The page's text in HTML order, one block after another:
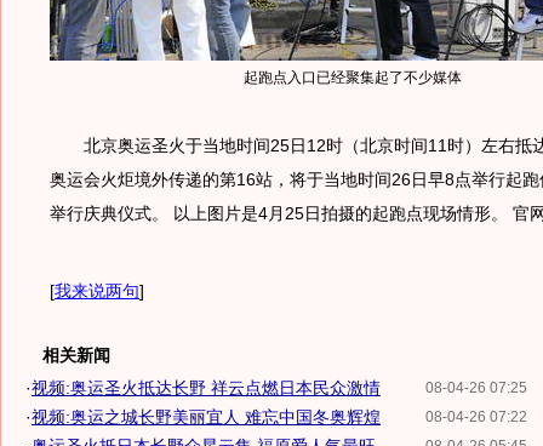
起跑点入口已经聚集起了不少媒体
北京奥运圣火于当地时间25日12时（北京时间11时）左右抵
奥运会火炬境外传递的第16站，将于当地时间26日早8点举行起
举行庆典仪式。 以上图片是4月25日拍摄的起跑点现场情形。 官
[我来说两句]
相关新闻
08-04-26 07:25
·视频:奥运圣火抵达长野 祥云点燃日本民众激情
08-04-26 07:22
·视频:奥运之城长野美丽宜人 难忘中国冬奥辉煌